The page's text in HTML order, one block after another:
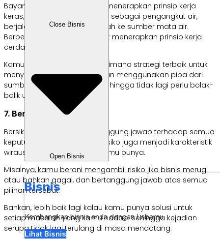
Close Bisnis
Open Bisnis
Bisnis
Kembangkan bisnis anda dengan Labamu
Lihat Bisnis
Bayangkan jika kamu hanya menerapkan prinsip kerja
keras, kamu mungkin berakhir sebagai pengangkut air,
berjalan bolak-balik dari rumah ke sumber mata air.
Berbeda cerita jika kamu turut menerapkan prinsip kerja
cerdas.
Kamu akan memikirkan bagaimana strategi terbaik untuk
menyalurkan air bersih dengan menggunakan pipa dari
sumber mata air ke rumah sehingga tidak lagi perlu bolak-
balik untuk mengangkutnya.
7. Berani mengambil risiko
Bersikap berani untuk bertanggung jawab terhadap semua
keputusan dan mengambil risiko juga menjadi karakteristik
wirausaha lain yang harus kamu punya.
Misalnya, kamu berani mengambil risiko jika bisnis merugi
atau bahkan gagal, dan bertanggung jawab atas semua
pilihan tersebut.
Bahkan, lebih baik lagi kalau kamu punya solusi untuk
setiap masalah yang kamu hadapi sehingga kejadian
serupa tidak lagi terulang di masa mendatang.